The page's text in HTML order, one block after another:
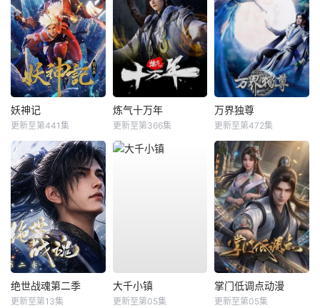
妖神记
更新至第441集
炼气十万年
更新至第366集
万界独尊
更新至第472集
绝世战魂第二季
更新至第13集
大千小镇
更新至第05集
掌门低调点动漫
更新至第05集